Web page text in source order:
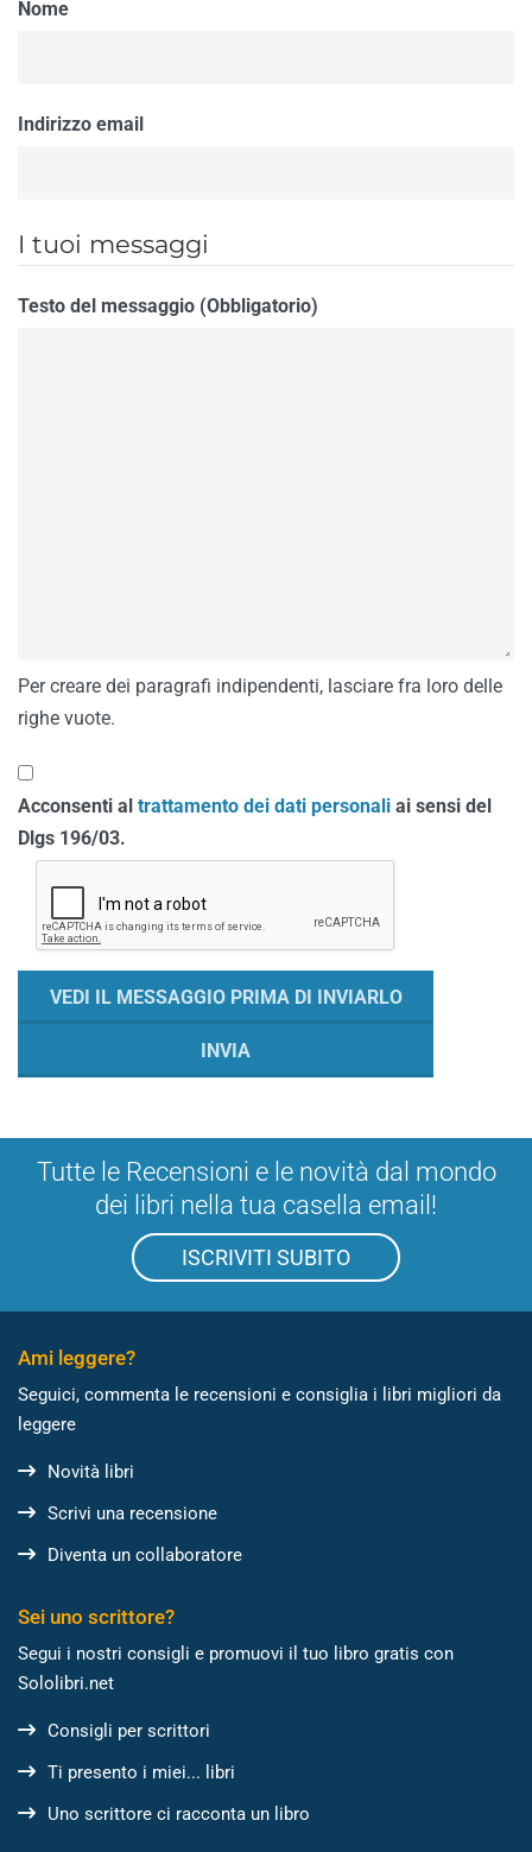
Nome
Indirizzo email
I tuoi messaggi
Testo del messaggio (Obbligatorio)
Per creare dei paragrafi indipendenti, lasciare fra loro delle
righe vuote.
Acconsenti al trattamento dei dati personali ai sensi del
Dlgs 196/03.
Tutte le Recensioni e le novità dal mondo
dei libri nella tua casella email!
ISCRIVITI SUBITO
Ami leggere?
Seguici, commenta le recensioni e consiglia i libri migliori da
leggere
Novità libri
Scrivi una recensione
Diventa un collaboratore
Sei uno scrittore?
Segui i nostri consigli e promuovi il tuo libro gratis con
Sololibri.net
Consigli per scrittori
Ti presento i miei... libri
Uno scrittore ci racconta un libro